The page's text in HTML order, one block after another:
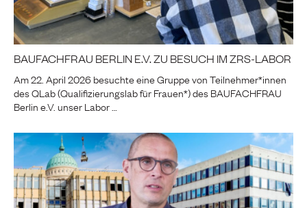
BAUFACHFRAU BERLIN E.V. ZU BESUCH IM ZRS-LABOR
Am 22. April 2026 besuchte eine Gruppe von Teilnehmer*innen
des QLab (Qualifizierungslab für Frauen*) des BAUFACHFRAU
Berlin e.V. unser Labor …